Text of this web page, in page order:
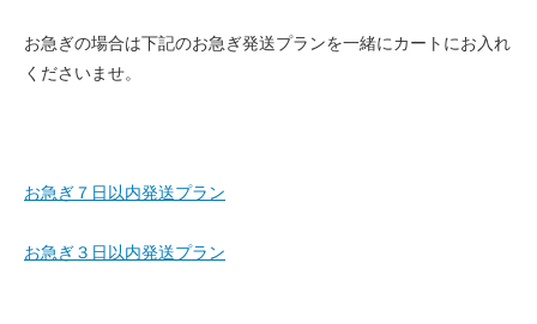
お急ぎの場合は下記のお急ぎ発送プランを一緒にカートにお入れ
くださいませ。
お急ぎ７日以内発送プラン
お急ぎ３日以内発送プラン